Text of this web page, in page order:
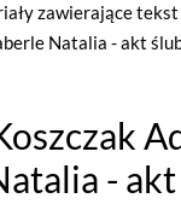
zawierające tekst
Natalia - akt
-